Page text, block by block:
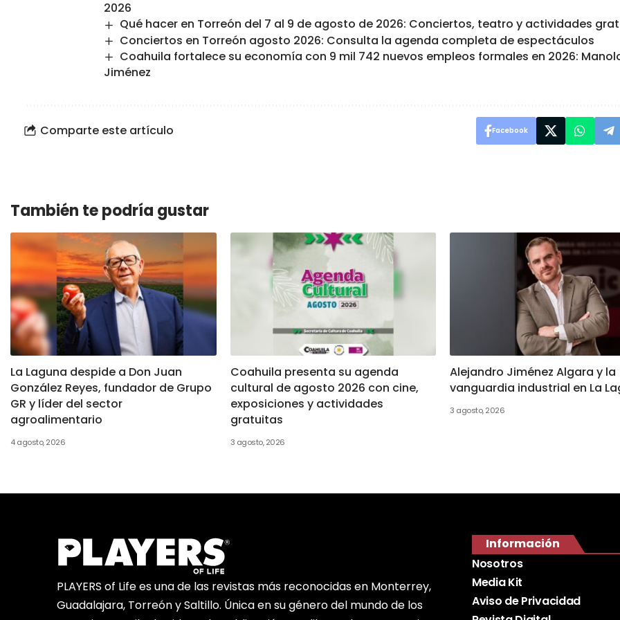
2026
Qué hacer en Torreón del 7 al 9 de agosto de 2026: Conciertos, teatro y actividades
Conciertos en Torreón agosto 2026: Consulta la agenda completa de espectáculos
Coahuila fortalece su economía con 9 mil 742 nuevos empleos formales en 2026:
Jiménez
Comparte este artículo Facebook
También te podría gustar
La Laguna despide a Don Juan
González Reyes, fundador de Grupo
GR y líder del sector
agroalimentario
4 agosto, 2026
Coahuila presenta su agenda
cultural de agosto 2026 con cine,
exposiciones y actividades
gratuitas
3 agosto, 2026
Alejandro Jiménez Algara y la
vanguardia industrial en La
3 agosto, 2026
PLAYERS of Life es una de las revistas más reconocidas en Monterrey,
Guadalajara, Torreón y Saltillo. Única en su género del mundo de los
Información
Nosotros
Media Kit
Aviso de Privacidad